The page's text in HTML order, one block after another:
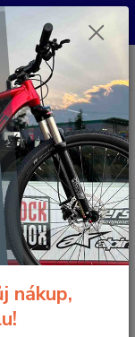
zavolejte dopředu.
Menu
Hledat
Středový pohon
48V
nákup,